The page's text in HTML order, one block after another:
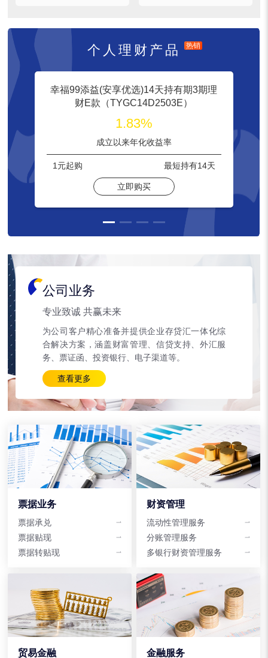
个人理财产品 热销
幸福99添益(安享优选)14天持有期3期理
财E款（TYGC14D2503E）
1.83%
成立以来年化收益率
1元起购 最短持有14天
立即购买
公司业务
专业致诚 共赢未来
为公司客户精心准备并提供企业存贷汇一体化综
合解决方案，涵盖财富管理、信贷支持、外汇服
务、票证函、投资银行、电子渠道等。
查看更多
票据业务
票据承兑
票据贴现
票据转贴现
财资管理
流动性管理服务
分账管理服务
多银行财资管理服务
贸易金融 金融服务